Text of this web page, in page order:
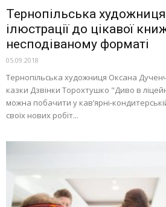
Тернопільська
ілюстрації до цікавої
несподіваному форматі
05.09.2018
Тернопільська художниця Оксана
казки Дзвінки Торохтушко "Диво в
можна побачити у кав’ярні-
своїх нових робіт...